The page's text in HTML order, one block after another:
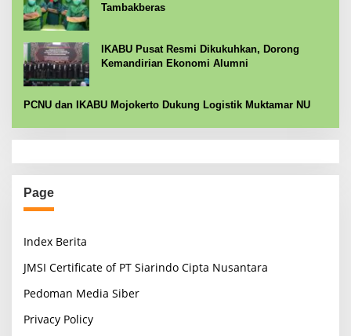
Tambakberas
IKABU Pusat Resmi Dikukuhkan, Dorong
Kemandirian Ekonomi Alumni
PCNU dan IKABU Mojokerto Dukung Logistik Muktamar NU
Page
Index Berita
JMSI Certificate of PT Siarindo Cipta Nusantara
Pedoman Media Siber
Privacy Policy